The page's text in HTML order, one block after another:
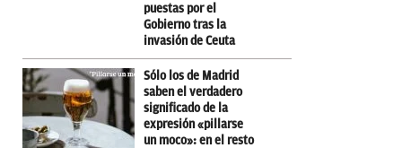
puestas por el
Gobierno tras la
invasión de Ceuta
Sólo los de Madrid
saben el verdadero
significado de la
expresión «pillarse
un moco»: en el resto